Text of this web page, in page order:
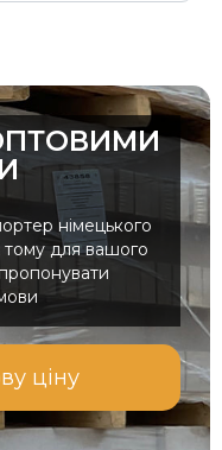
німецького
тому для вашого
ціну